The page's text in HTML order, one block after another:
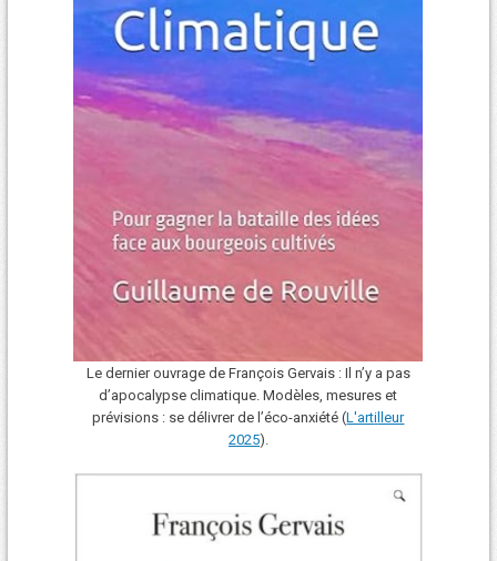
Le dernier ouvrage de François Gervais : Il n’y a pas
d’apocalypse climatique. Modèles, mesures et
prévisions : se délivrer de l’éco-anxiété (L'artilleur
2025).